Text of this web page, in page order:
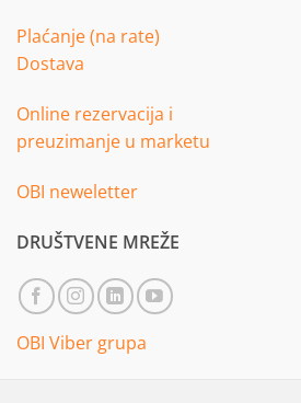
Plaćanje (na rate)
Dostava
Online rezervacija i
preuzimanje u marketu
OBI neweletter
DRUŠTVENE MREŽE
OBI Viber grupa